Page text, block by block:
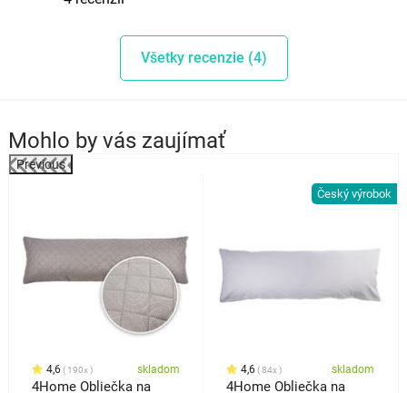
Všetky recenzie (4)
Mohlo by vás zaujímať
Previous
4,6 190x skladom
4Home Obliečka na
Český výrobok
4,6 84x skladom
4Home Obliečka na